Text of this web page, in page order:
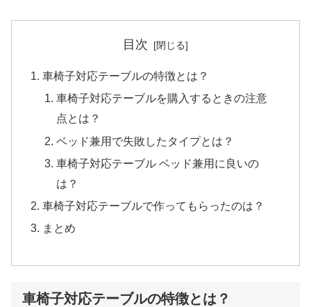
目次
車椅子対応テーブルの特徴とは？
車椅子対応テーブルを購入するときの注意
点とは？
ベッド兼用で失敗したタイプとは？
車椅子対応テーブル ベッド兼用に良いの
は？
車椅子対応テーブルで作ってもらったのは？
まとめ
車椅子対応テーブルの特徴とは？